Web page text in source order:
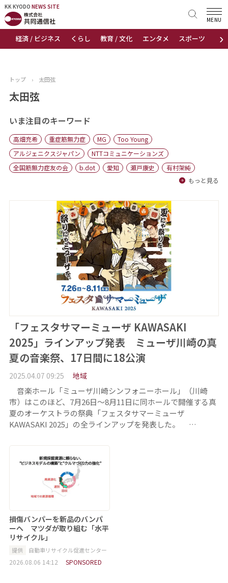
KK KYODO NEWS SITE
›
経済 / ビジネス くらし 教育 / 文化 エンタメ スポーツ 地域
MENU
KK KYODONEWS SITE
トップページ
ニュース
おすすめコンテンツ
出版物
会社概要
トップ › 太田弦
太田弦
いま注目のキーワード
高畑充希 重症筋無力症 MG
Too Young
アルジェニクスジャパン
NTTコミュニケーションズ
全国筋無力症友の会
b.dot 愛知 瀬戸康史
有村架純
もっと見る
「フェスタサマーミューザ KAWASAKI
2025」ラインアップ発表 ミューザ川崎の真
夏の音楽祭、17日間に18公演
2025.04.07 09:25 地域
音楽ホール「ミューザ川崎シンフォニーホール」（川崎
市）はこのほど、7月26日～8月11日に同ホールで開催する真
夏のオーケストラの祭典「フェスタサマーミューザ
KAWASAKI 2025」の全ラインアップを発表した。 …
損傷バンパーを新品のバンパ
ーへ マツダが取り組む「水平
リサイクル」
提供 自動車リサイクル促進センター
2026.08.06 14:12 SPONSORED